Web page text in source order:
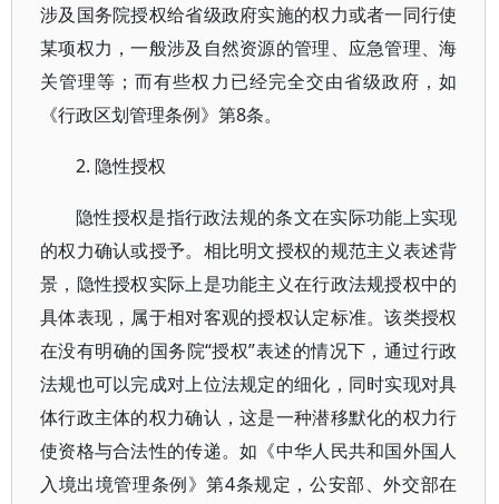
涉及国务院授权给省级政府实施的权力或者一同行使
某项权力，一般涉及自然资源的管理、应急管理、海
关管理等；而有些权力已经完全交由省级政府，如
《行政区划管理条例》第8条。
2. 隐性授权
隐性授权是指行政法规的条文在实际功能上实现
的权力确认或授予。相比明文授权的规范主义表述背
景，隐性授权实际上是功能主义在行政法规授权中的
具体表现，属于相对客观的授权认定标准。该类授权
在没有明确的国务院“授权”表述的情况下，通过行政
法规也可以完成对上位法规定的细化，同时实现对具
体行政主体的权力确认，这是一种潜移默化的权力行
使资格与合法性的传递。如《中华人民共和国外国人
入境出境管理条例》第4条规定，公安部、外交部在